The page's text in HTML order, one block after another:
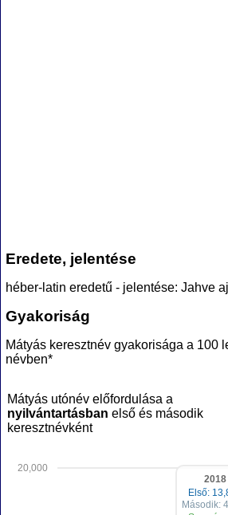
Eredete, jelentése
héber-latin eredetű - jelentése: Jahve
Gyakoriság
Mátyás keresztnév gyakorisága a 100
névben*
Mátyás utónév előfordulása a
nyilvántartásban első és második
keresztnévként
20,000
2018
Első:
Második: